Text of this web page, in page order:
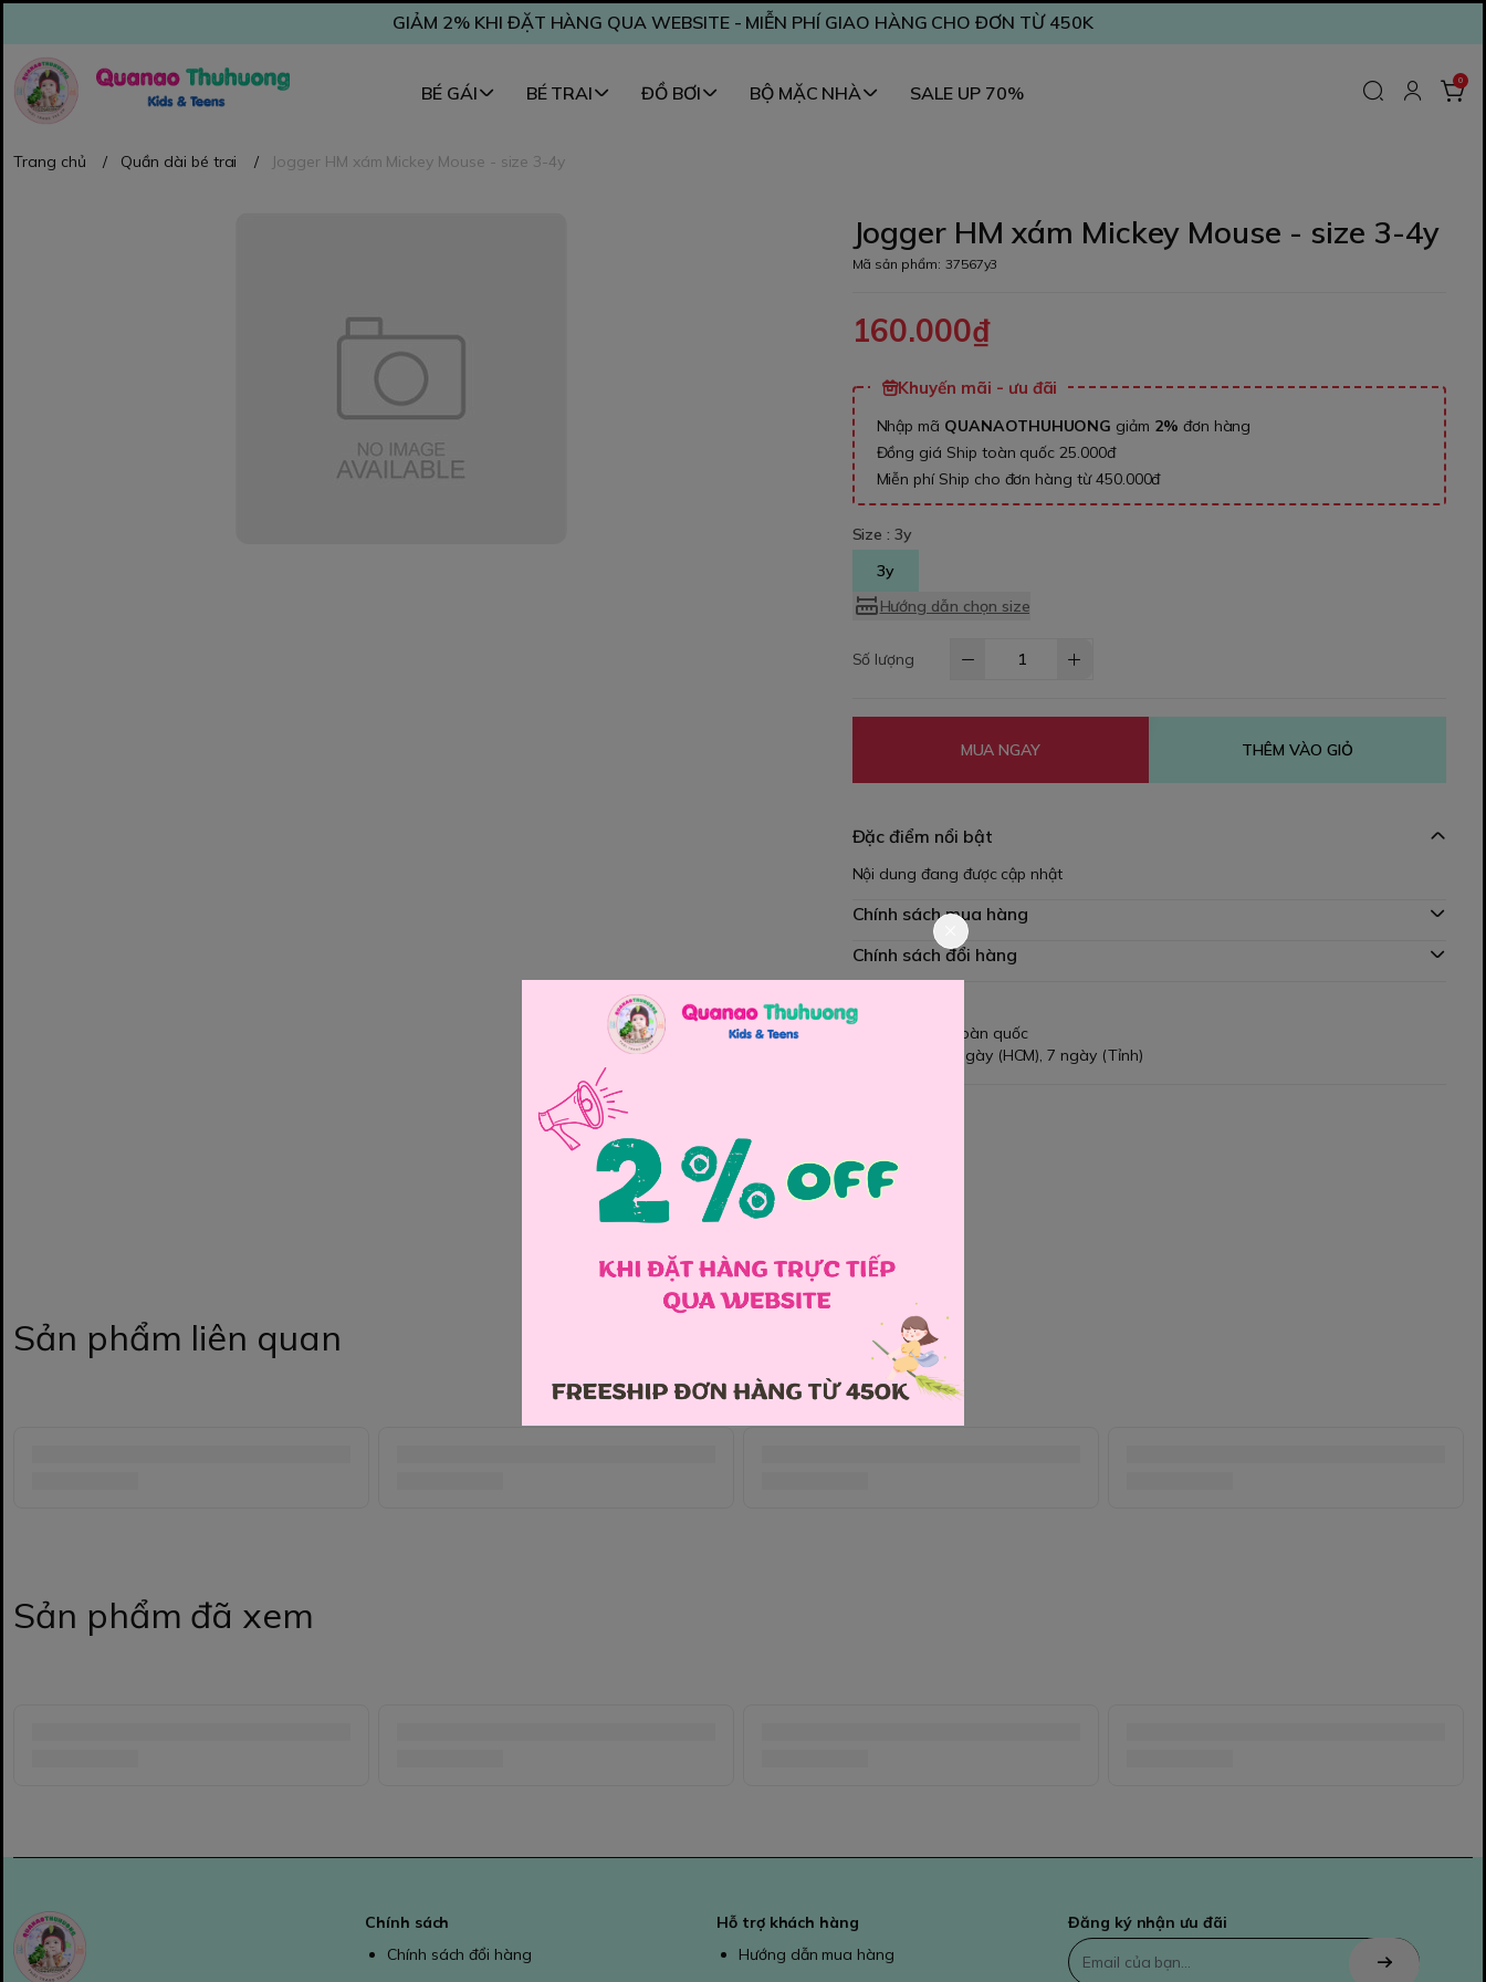
GIẢM 2% KHI ĐẶT HÀNG QUA WEBSITE - MIỄN PHÍ GIAO HÀNG CHO ĐƠN TỪ 450K
BÉ GÁI BÉ TRAI ĐỒ BƠI BỘ MẶC NHÀ SALE UP 70%
0
Trang chủ / Quần dài bé trai / Jogger HM xám Mickey Mouse - size 3-4y
Jogger HM xám Mickey Mouse - size 3-4y
Mã sản phẩm: 37567y3
160.000₫
Khuyến mãi - ưu đãi
Nhập mã QUANAOTHUHUONG giảm 2% đơn hàng
Đồng giá Ship toàn quốc 25.000đ
Miễn phí Ship cho đơn hàng từ 450.000đ
Size :3y
3y
Hướng dẫn chọn size
Số lượng
MUA NGAY THÊM VÀO GIỎ
Đặc điểm nổi bật
Nội dung đang được cập nhật
Chính sách mua hàng
Chính sách đổi hàng
Giao hàng toàn quốc
Đổi hàng 3 ngày (HCM), 7 ngày (Tỉnh)
Sản phẩm liên quan
Sản phẩm đã xem
Chính sách
Chính sách đổi hàng
Hỗ trợ khách hàng
Hướng dẫn mua hàng
Đăng ký nhận ưu đãi